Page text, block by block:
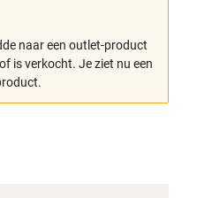
naar een outlet-product
is verkocht. Je ziet nu een